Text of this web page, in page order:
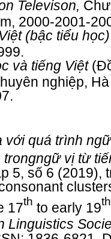
Televison,
2000-2001-
(bậc tiểu học)
và tiếng Việt
nghiệp,
với quá trình
trongngữ vị từ
5, số 6 (2019),
17th to early 19th
Linguistics